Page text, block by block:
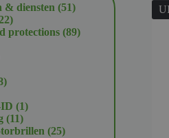
& diensten 5151
2222
producten
protections 8989
488
11
1111
producten
2525